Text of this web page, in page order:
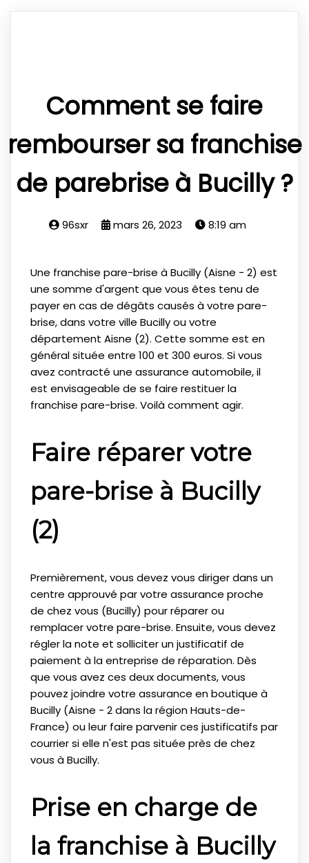
Comment se faire
rembourser sa franchise
de parebrise à Bucilly ?
96sxr mars 26, 2023 8:19 am
Une franchise pare-brise à Bucilly (Aisne - 2) est
une somme d'argent que vous êtes tenu de
payer en cas de dégâts causés à votre pare-
brise, dans votre ville Bucilly ou votre
département Aisne (2). Cette somme est en
général située entre 100 et 300 euros. Si vous
avez contracté une assurance automobile, il
est envisageable de se faire restituer la
franchise pare-brise. Voilà comment agir.
Faire réparer votre
pare-brise à Bucilly
(2)
Premièrement, vous devez vous diriger dans un
centre approuvé par votre assurance proche
de chez vous (Bucilly) pour réparer ou
remplacer votre pare-brise. Ensuite, vous devez
régler la note et solliciter un justificatif de
paiement à la entreprise de réparation. Dès
que vous avez ces deux documents, vous
pouvez joindre votre assurance en boutique à
Bucilly (Aisne - 2 dans la région Hauts-de-
France) ou leur faire parvenir ces justificatifs par
courrier si elle n'est pas située près de chez
vous à Bucilly.
Prise en charge de
la franchise à Bucilly